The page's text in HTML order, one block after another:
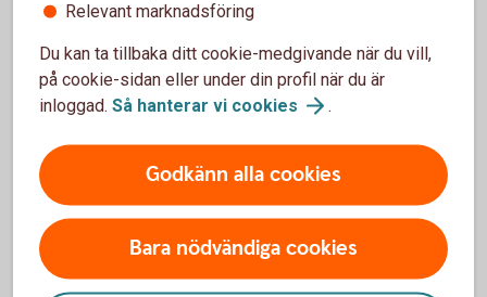
För att se detta innehåll behöver du först
Relevant marknadsföring
Du kan ta tillbaka ditt cookie-medgivande när du vill,
på cookie-sidan eller under din profil när du är
inloggad. Så hanterar vi cookies .
Godkänn alla cookies
Bara nödvändiga cookies